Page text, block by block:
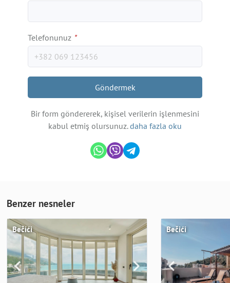
Telefonunuz *
Göndermek
Bir form göndererek, kişisel verilerin işlenmesini
kabul etmiş olursunuz.daha fazla oku
Benzer nesneler
Bečići Bečići